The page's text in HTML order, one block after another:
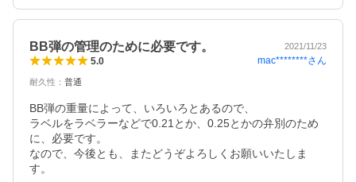
BB弾の管理のために必要です。 2021/11/23
5.0 mac********さん
耐久性 ： 普通
BB弾の重量によって、いろいろとあるので、
ラベルをラベラーなどで0.21とか、0.25とかの弁別のため
に、必要です。
なので、今後とも、またどうぞよろしくお願いいたしま
す。